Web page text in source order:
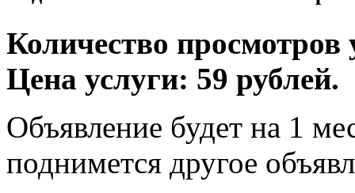
Количество просмотров
Цена услуги: 59 рублей.
Объявление будет на 1
поднимется другое